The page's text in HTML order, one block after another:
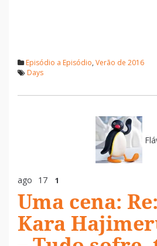
Episódio a Episódio, Verão de 2016
Days
ago 17 1
Uma cena:
Kara